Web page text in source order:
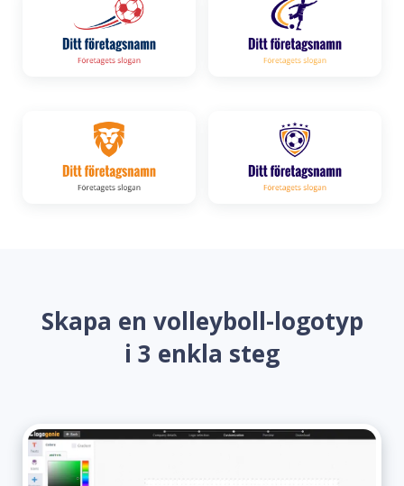
Skapa en volleyboll-logotyp
i 3 enkla steg